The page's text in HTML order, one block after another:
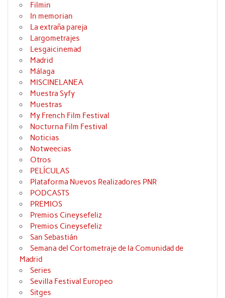
Filmin
In memorian
La extraña pareja
Largometrajes
Lesgaicinemad
Madrid
Málaga
MISCINELANEA
Muestra Syfy
Muestras
My French Film Festival
Nocturna Film Festival
Noticias
Notweecias
Otros
PELÍCULAS
Plataforma Nuevos Realizadores PNR
PODCASTS
PREMIOS
Premios Cineysefeliz
Premios Cineysefeliz
San Sebastián
Semana del Cortometraje de la Comunidad de
Madrid
Series
Sevilla Festival Europeo
Sitges